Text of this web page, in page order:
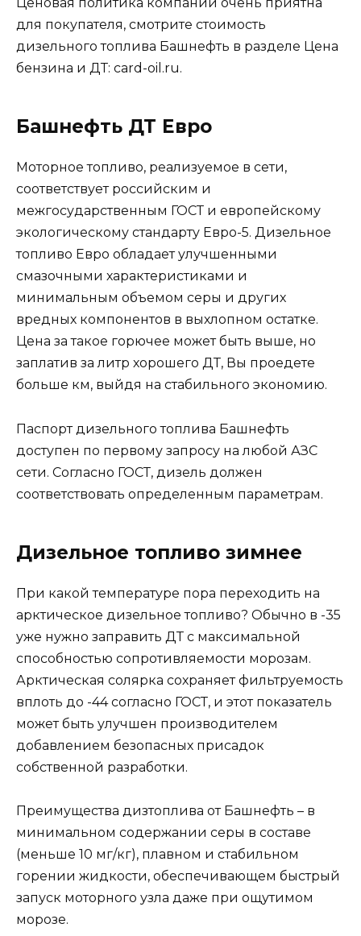
Ценовая политика компании очень приятна
для покупателя, смотрите стоимость
дизельного топлива Башнефть в разделе Цена
бензина и ДТ: card-oil.ru.
Башнефть ДТ Евро
Моторное топливо, реализуемое в сети,
соответствует российским и
межгосударственным ГОСТ и европейскому
экологическому стандарту Евро-5. Дизельное
топливо Евро обладает улучшенными
смазочными характеристиками и
минимальным объемом серы и других
вредных компонентов в выхлопном остатке.
Цена за такое горючее может быть выше, но
заплатив за литр хорошего ДТ, Вы проедете
больше км, выйдя на стабильного экономию.
Паспорт дизельного топлива Башнефть
доступен по первому запросу на любой АЗС
сети. Согласно ГОСТ, дизель должен
соответствовать определенным параметрам.
Дизельное топливо зимнее
При какой температуре пора переходить на
арктическое дизельное топливо? Обычно в -35
уже нужно заправить ДТ с максимальной
способностью сопротивляемости морозам.
Арктическая солярка сохраняет фильтруемость
вплоть до -44 согласно ГОСТ, и этот показатель
может быть улучшен производителем
добавлением безопасных присадок
собственной разработки.
Преимущества дизтоплива от Башнефть – в
минимальном содержании серы в составе
(меньше 10 мг/кг), плавном и стабильном
горении жидкости, обеспечивающем быстрый
запуск моторного узла даже при ощутимом
морозе.